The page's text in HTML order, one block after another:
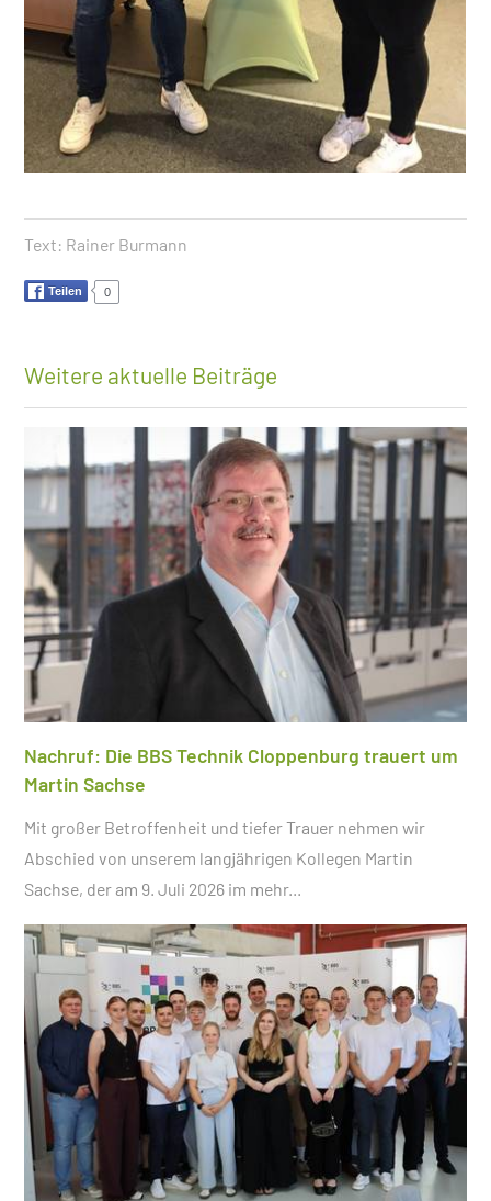
Text: Rainer Burmann
Teilen 0
Weitere aktuelle Beiträge
Nachruf: Die BBS Technik Cloppenburg trauert um
Martin Sachse
Mit großer Betroffenheit und tiefer Trauer nehmen wir
Abschied von unserem langjährigen Kollegen Martin
Sachse, der am 9. Juli 2026 im mehr...